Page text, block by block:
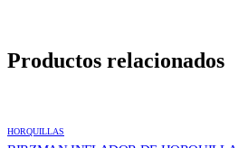
Productos relacionados
HORQUILLAS